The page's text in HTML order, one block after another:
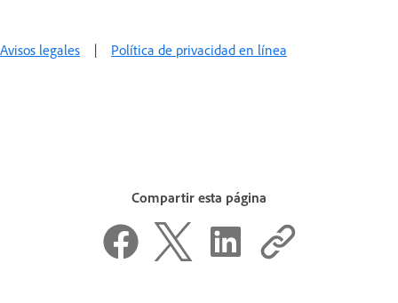
Avisos legales | Política de privacidad en línea
Compartir esta página